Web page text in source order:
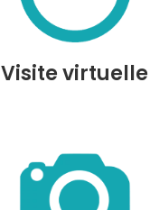
Visite virtuelle